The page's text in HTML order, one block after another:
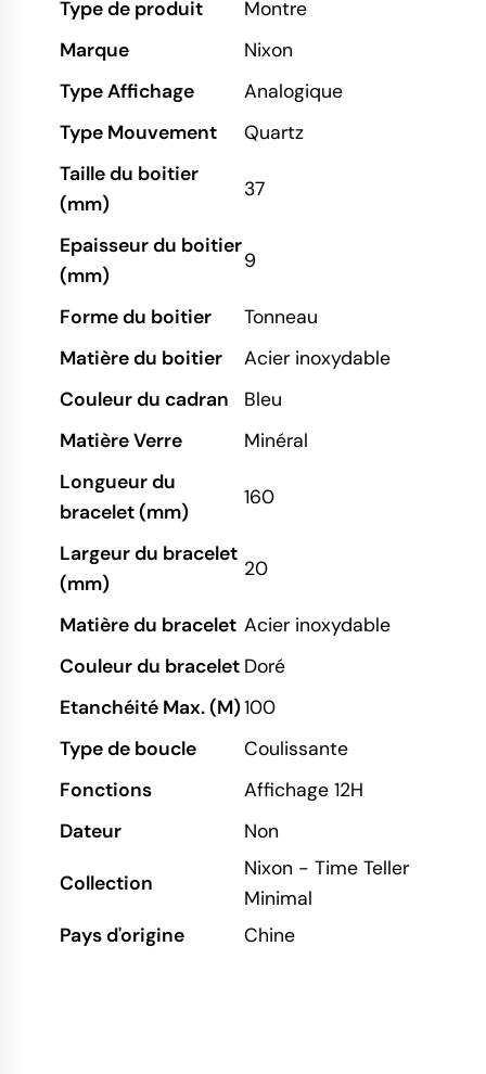
Type de produit
Montre
Marque
Nixon
Type Affichage
Analogique
Type Mouvement
Quartz
Taille du boitier
(mm)
37
Epaisseur du boitier
(mm)
9
Forme du boitier
Tonneau
Matière du boitier
Acier inoxydable
Couleur du cadran
Bleu
Matière Verre
Minéral
Longueur du
bracelet (mm)
160
Largeur du bracelet
(mm)
20
Matière du bracelet Acier inoxydable
Couleur du bracelet Doré
Etanchéité Max. (M)100
Type de boucle
Coulissante
Fonctions
Affichage 12H
Dateur
Non
Collection
Nixon - Time Teller
Minimal
Pays d'origine
Chine